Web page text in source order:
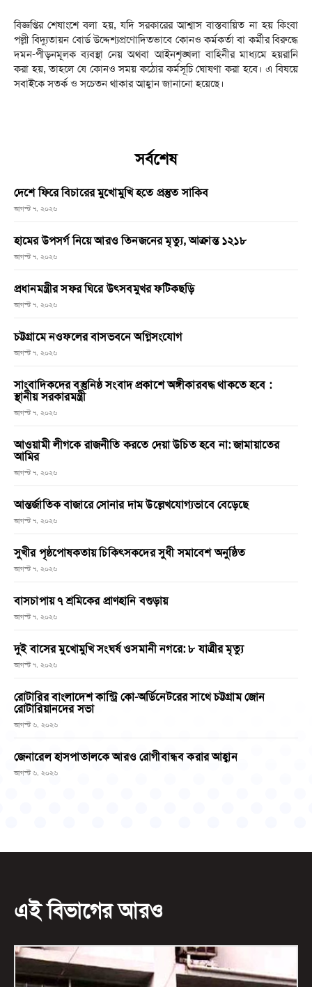
বিজ্ঞপ্তির শেষাংশে বলা হয়, যদি সরকারের আশ্বাস বাস্তবায়িত না হয় কিংবা
পল্লী বিদ্যুতায়ন বোর্ড উদ্দেশ্যপ্রণোদিতভাবে কোনও কর্মকর্তা বা কর্মীর বিরুদ্ধে
দমন-পীড়নমূলক ব্যবস্থা নেয় অথবা আইনশৃঙ্খলা বাহিনীর মাধ্যমে হয়রানি
করা হয়, তাহলে যে কোনও সময় কঠোর কর্মসূচি ঘোষণা করা হবে। এ বিষয়ে
সবাইকে সতর্ক ও সচেতন থাকার আহ্বান জানানো হয়েছে।
সর্বশেষ
দেশে ফিরে বিচারের মুখোমুখি হতে প্রস্তুত সাকিব
আগস্ট ৭, ২০২৬
হামের উপসর্গ নিয়ে আরও তিনজনের মৃত্যু, আক্রান্ত ১২১৮
আগস্ট ৭, ২০২৬
প্রধানমন্ত্রীর সফর ঘিরে উৎসবমুখর ফটিকছড়ি
আগস্ট ৭, ২০২৬
চট্টগ্রামে নওফলের বাসভবনে অগ্নিসংযোগ
আগস্ট ৭, ২০২৬
সাংবাদিকদের বস্তুনিষ্ঠ সংবাদ প্রকাশে অঙ্গীকারবদ্ধ থাকতে হবে :
স্থানীয় সরকারমন্ত্রী
আগস্ট ৭, ২০২৬
আওয়ামী লীগকে রাজনীতি করতে দেয়া উচিত হবে না: জামায়াতের
আমির
আগস্ট ৭, ২০২৬
আন্তর্জাতিক বাজারে সোনার দাম উল্লেখযোগ্যভাবে বেড়েছে
আগস্ট ৭, ২০২৬
সুখীর পৃষ্ঠপোষকতায় চিকিৎসকদের সুধী সমাবেশ অনুষ্ঠিত
আগস্ট ৭, ২০২৬
বাসচাপায় ৭ শ্রমিকের প্রাণহানি বগুড়ায়
আগস্ট ৭, ২০২৬
দুই বাসের মুখোমুখি সংঘর্ষ ওসমানী নগরে: ৮ যাত্রীর মৃত্যু
আগস্ট ৭, ২০২৬
রোটারির বাংলাদেশ কান্ট্রি কো-অর্ডিনেটরের সাথে চট্টগ্রাম জোন
রোটারিয়ানদের সভা
আগস্ট ৬, ২০২৬
জেনারেল হাসপাতালকে আরও রোগীবান্ধব করার আহ্বান
আগস্ট ৬, ২০২৬
এই বিভাগের আরও